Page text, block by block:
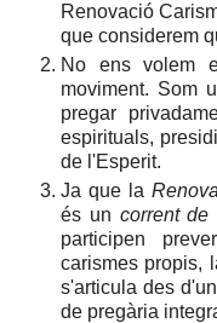
Renovació
que considerem
No ens volem
moviment. Som
pregar
espirituals,
de l'Esperit.
Ja que la
és un corrent de
participen
carismes propis,
s'articula des
de pregària